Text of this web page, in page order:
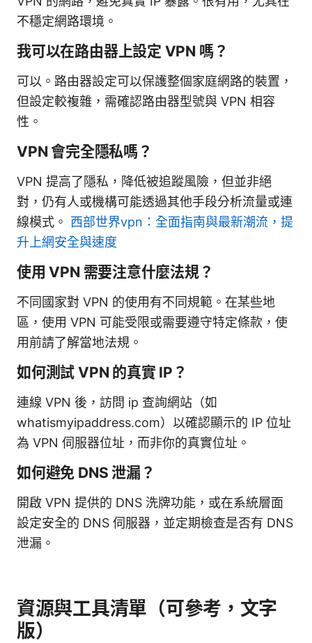
不穩定網路環境。
我可以在路由器上設定 VPN 嗎？
可以。路由器設定可以保護整個家庭網路的裝置，
但設定較複雜，需確認路由器型號與 VPN 相容
性。
VPN 會完全隱私嗎？
VPN 提高了隱私，降低被追蹤風險，但並非絕
對，仍有人或機構可能透過其他手段分析流量或連
線模式。 西部世界vpn：全面指南與最新潮流，提
升上網安全與速度
使用 VPN 需要注意什麼法規？
不同國家對 VPN 的使用有不同規範。在某些地
區，使用 VPN 可能受限或需要遵守特定條款，使
用前請了解當地法規。
如何測試 VPN 的真實 IP？
連線 VPN 後，訪問 ip 查詢網站（如
whatismyipaddress.com）以確認顯示的 IP 位址
為 VPN 伺服器位址，而非你的真實位址。
如何避免 DNS 泄漏？
開啟 VPN 提供的 DNS 洗牌功能，或在系統層面
設定安全的 DNS 伺服器，並定期檢查是否有 DNS
泄漏。
資源與工具清單（可參考，文字
版）